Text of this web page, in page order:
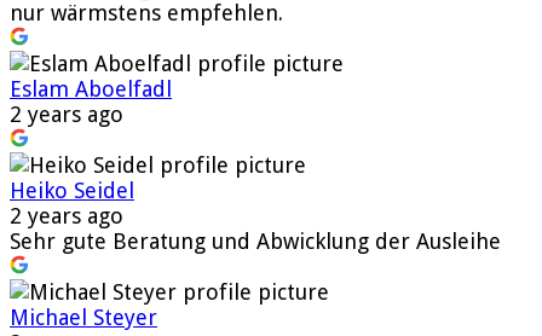
nur wärmstens empfehlen.
Eslam Aboelfadl
2 years ago
Heiko Seidel
2 years ago
Sehr gute Beratung und Abwicklung der Ausleihe
Michael Steyer